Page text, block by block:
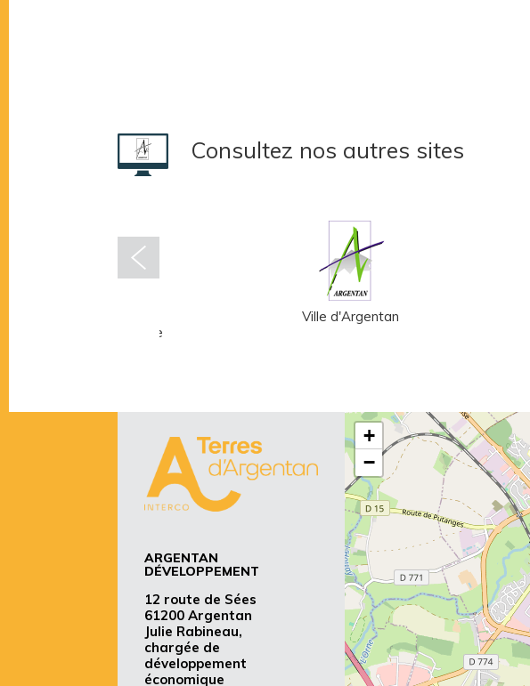
Consultez nos autres sites
Léger - André Mare
Ville d'Argentan
ARGENTAN
DÉVELOPPEMENT
12 route de Sées
61200 Argentan
Julie Rabineau,
chargée de
développement
économique
+
−